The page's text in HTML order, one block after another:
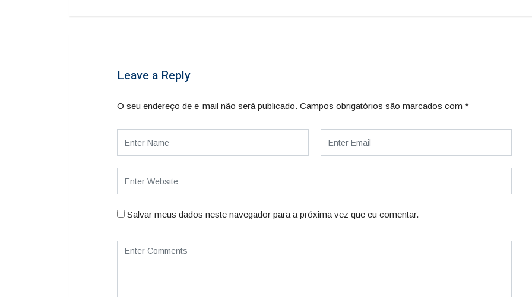
Leave a Reply
O seu endereço de e-mail não será publicado. Campos obrigatórios são marcados com *
Salvar meus dados neste navegador para a próxima vez que eu comentar.